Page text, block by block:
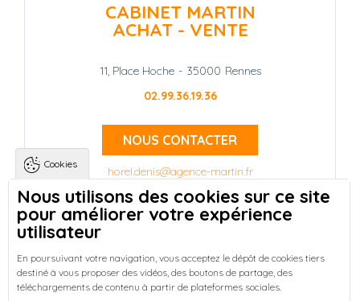
CABINET MARTIN
ACHAT - VENTE
11, Place Hoche - 35000 Rennes
02.99.36.19.36
NOUS CONTACTER
horel.denis@agence-martin.fr
Landing pagesQui sommes-nous ?
-
Réussir votre achat immobilier à Rennes
-
Découvrez nos programmes neufs à Rennes
Entreprises : Bureaux & Commerces
Cookies
Nous utilisons des cookies sur ce site
pour améliorer votre expérience
utilisateur
En poursuivant votre navigation, vous acceptez le dépôt de cookies tiers
destiné à vous proposer des vidéos, des boutons de partage, des
téléchargements de contenu à partir de plateformes sociales.